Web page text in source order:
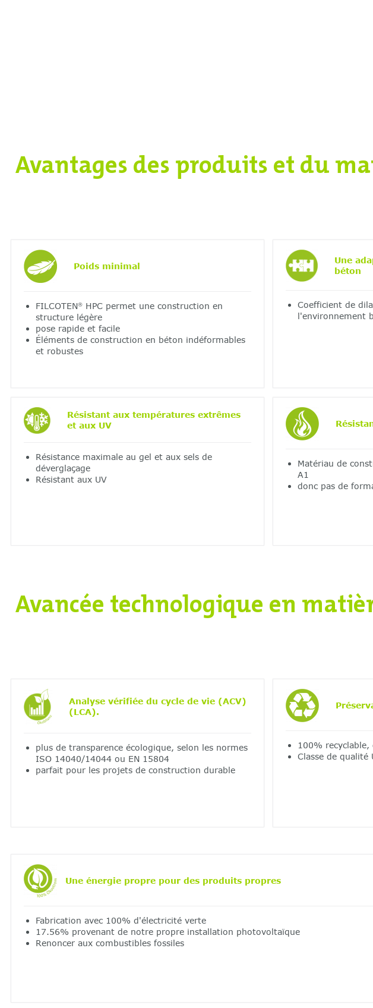
Avantages des produits et du
Poids minimal
FILCOTEN®HPC permet une construction en
structure légère
pose rapide et facile
Éléments de construction en béton indéformables
et robustes
Une
béton
Coefficient de
l'environnement
Résistant aux températures extrêmes
et aux UV
Résistance maximale au gel et aux sels de
déverglaçage
Résistant aux UV
Matériau de
A1
donc pas de
Avancée technologique en
Analyse vérifiée du cycle de vie (ACV)
(LCA).
plus de transparence écologique, selon les normes
ISO 14040/14044 ou EN 15804
parfait pour les projets de construction durable
100% recyclable,
Classe de qualité
Une énergie propre pour des produits propres
Fabrication avec 100% d'électricité verte
17.56% provenant de notre propre installation photovoltaïque
Renoncer aux combustibles fossiles